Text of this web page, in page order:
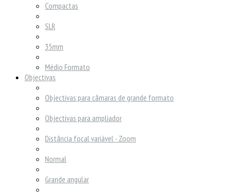
Compactas
SLR
35mm
Médio Formato
Objectivas
Objectivas para câmaras de grande formato
Objectivas para ampliador
Distância focal variável - Zoom
Normal
Grande angular